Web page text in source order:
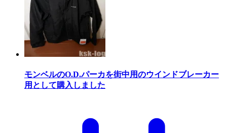
モンベルのO.D.パーカを街中用のウインドブレーカー
用として購入しました